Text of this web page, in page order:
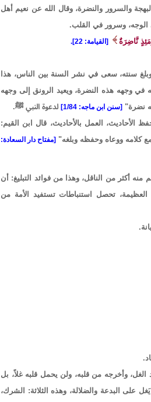
والسرور والنضرة، وقال الله عن نعيم أهل
وسرور في القلب.
نَّاضِرَةٌ [القيامة: 22].
سنته، سعى في نشر السنة بين الناس، هذا
في وجهه هذه النضرة، ويعيد الرونق إلى وجهه
نضرة" [سنن ابن ماجه: 1/84]
لدعوة النبي ﷺ.
الأحاديث، العمل بالأحاديث، قال ابن القيم:
كلامه ووعاه وحفظه وبلغه" [مفتاح دار السعادة:
أكثر من الناقل، وهذا من فوائد التبليغ: أن
تحصل استنباطات تستفيد الأمة من
وأخرجه من قلبه، ولن يحمل قلبه غلاً، بل
على البدعة والضلالة، وهذه الثلاثة: الشرك،